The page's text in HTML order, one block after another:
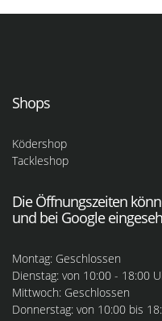
Shops
Ködershop
Tackleshop
Die Öffnungszeiten
und bei Google
Montag: Geschlossen
Dienstag: von 10:00 - 18:00
Mittwoch: Geschlossen
Donnerstag: von 10:00 bis